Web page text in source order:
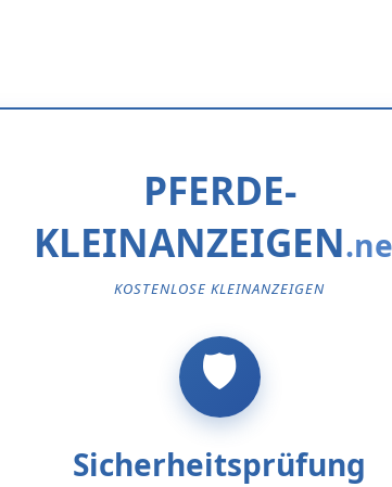
PFERDE-
KLEINANZEIGEN
KOSTENLOSE KLEINANZEIGEN
Sicherheitsprüfung